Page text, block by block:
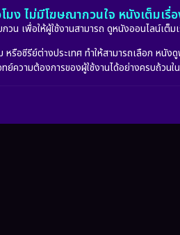
มง ไม่มีโฆษณากวนใจ หนังเต็มเรื่
พื่อให้ผู้ใช้งานสามารถ ดูหนังออนไลน์เต็ม
ซีรีย์ต่างประเทศ ทำให้สามารถเลือก หนั
ย์ความต้องการของผู้ใช้งานได้อย่างครบถ้วนใ